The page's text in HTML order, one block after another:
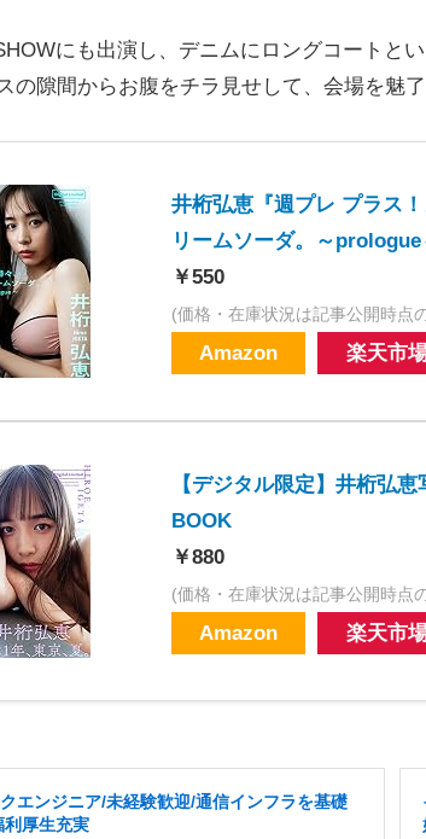
にも出演し、デニムにロングコートと
の隙間からお腹をチラ見せして、会場を魅了
井桁弘恵『週プレ プラス
リームソーダ。～
￥550
(価格・在庫状況は記事公開時点
Amazon 楽天市
【デジタル限定】井桁弘
BOOK
￥880
(価格・在庫状況は記事公開時点
Amazon 楽天市
エンジニア/未経験歓迎/通信インフラを基礎
厚生充実